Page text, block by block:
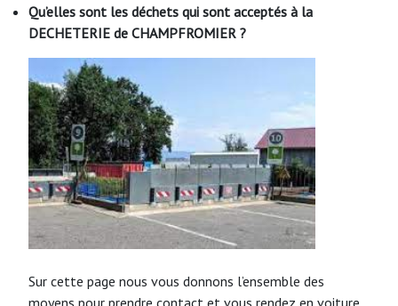
Qu’elles sont les déchets qui sont acceptés à la
DECHETERIE de CHAMPFROMIER ?
Sur cette page nous vous donnons l’ensemble des
moyens pour prendre contact et vous rendez en voiture